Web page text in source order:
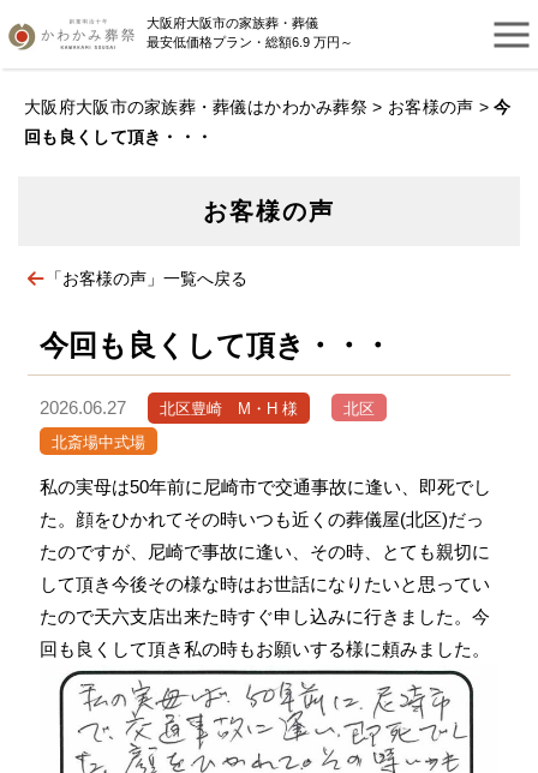
大阪府大阪市の家族葬・葬儀
最安低価格プラン・総額6.9 万円～
大阪府大阪市の家族葬・葬儀はかわかみ葬祭 > お客様の声 >今
回も良くして頂き・・・
お客様の声
「お客様の声」一覧へ戻る
今回も良くして頂き・・・
2026.06.27 北区豊崎 M・H 様
北区
北斎場中式場
私の実母は50年前に尼崎市で交通事故に逢い、即死でし
た。顔をひかれてその時いつも近くの葬儀屋(北区)だっ
たのですが、尼崎で事故に逢い、その時、とても親切に
して頂き今後その様な時はお世話になりたいと思ってい
たので天六支店出来た時すぐ申し込みに行きました。今
回も良くして頂き私の時もお願いする様に頼みました。